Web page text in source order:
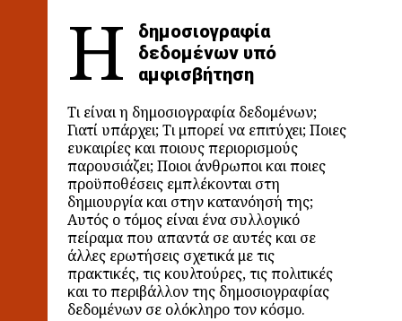
Η
δημοσιογραφία
δεδομένων υπό
αμφισβήτηση
Τι είναι η δημοσιογραφία δεδομένων;
Γιατί υπάρχει; Τι μπορεί να επιτύχει; Ποιες
ευκαιρίες και ποιους περιορισμούς
παρουσιάζει; Ποιοι άνθρωποι και ποιες
προϋποθέσεις εμπλέκονται στη
δημιουργία και στην κατανόησή της;
Αυτός ο τόμος είναι ένα συλλογικό
πείραμα που απαντά σε αυτές και σε
άλλες ερωτήσεις σχετικά με τις
πρακτικές, τις κουλτούρες, τις πολιτικές
και το περιβάλλον της δημοσιογραφίας
δεδομένων σε ολόκληρο τον κόσμο.